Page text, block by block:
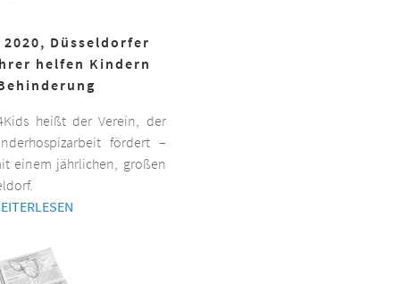
Düsseldorfer
helfen Kindern
heißt der Verein, der
fördert –
einem jährlichen, großen